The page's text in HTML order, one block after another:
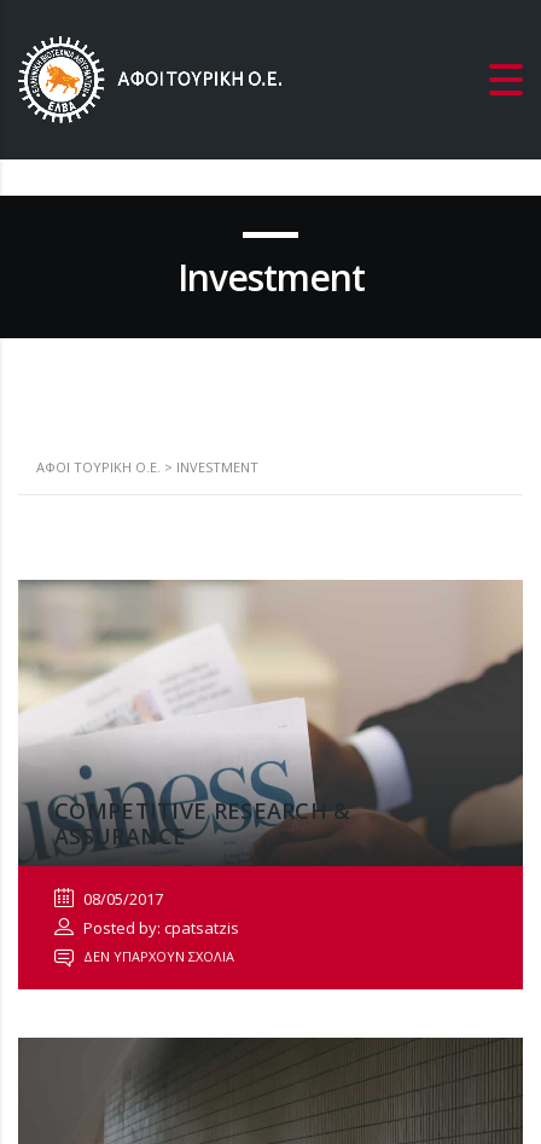
Investment
ΑΦΟΙ ΤΟΥΡΙΚΗ Ο.Ε. > INVESTMENT
COMPETITIVE RESEARCH &
ASSURANCE
08/05/2017
Posted by: cpatsatzis
ΔΕΝ ΥΠΆΡΧΟΥΝ ΣΧΌΛΙΑ